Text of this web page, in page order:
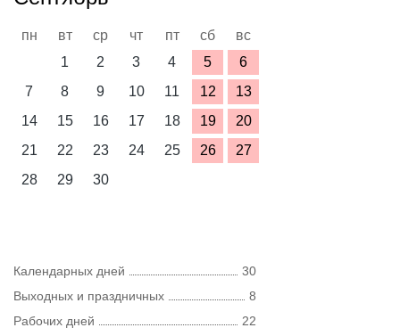
пн вт ср чт пт сб
вс
1
2 3 4 5
6
7
8 9 10 11 12
13
14
15 16 17 18 19
20
21
22 23 24 25 26
27
28
29 30
Календарных дней
30
Выходных и праздничных
8
Рабочих дней
22